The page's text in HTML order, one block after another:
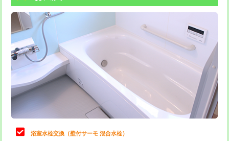
追加トーラー機使用/3m超え
カメラ調査 33,000円
桝清掃 8,800円
止水・漏水調査・防水処理・清掃・修
理・調整・分解・加工など（軽作業）
止水・漏水調査・防水処理・清掃・修
理・調整・分解・加工など（中作業）
22,000円
浴室水栓交換（壁付サーモ 混合水栓）